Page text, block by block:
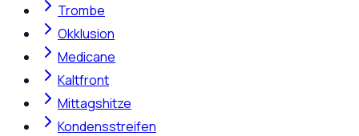
Trombe
Okklusion
Medicane
Kaltfront
Mittagshitze
Kondensstreifen